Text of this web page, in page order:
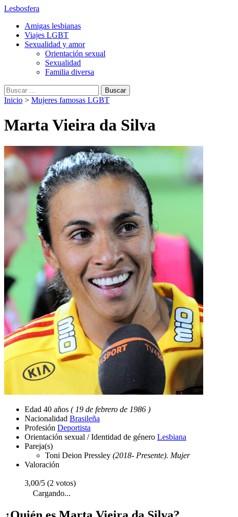
Lesbosfera
Amigas lesbianas
Viajes LGBT
Sexualidad y amor
Orientación sexual
Sexualidad
Familia diversa
Buscar:
Inicio > Mujeres famosas LGBT
Marta Vieira da Silva
Edad 40 años ( 19 de febrero de 1986 )
Nacionalidad Brasileña
Profesión Deportista
Orientación sexual / Identidad de género Lesbiana
Pareja(s)
Toni Deion Pressley (2018- Presente). Mujer
Valoración
3,00/5 (2 votos)
Cargando...